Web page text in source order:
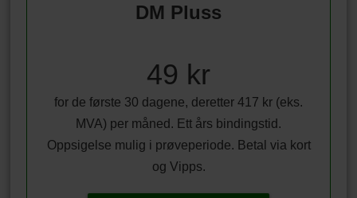
DM Pluss
49 kr
for de første 30 dagene, deretter 417 kr (eks.
MVA) per måned. Ett års bindingstid.
Oppsigelse mulig i prøveperiode. Betal via kort
og Vipps.